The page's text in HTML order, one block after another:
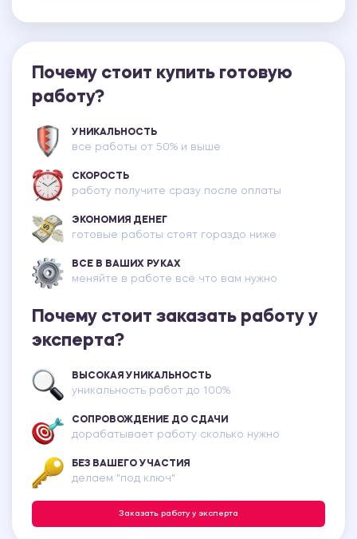
Почему стоит купить готовую
работу?
УНИКАЛЬНОСТЬ
все работы от 50% и выше
СКОРОСТЬ
работу получите сразу после оплаты
ЭКОНОМИЯ ДЕНЕГ
готовые работы стоят гораздо ниже
ВСЕ В ВАШИХ РУКАХ
меняйте в работе всё что вам нужно
Почему стоит заказать работу у
эксперта?
ВЫСОКАЯ УНИКАЛЬНОСТЬ
уникальность работ до 100%
СОПРОВОЖДЕНИЕ ДО СДАЧИ
дорабатывает работу сколько нужно
БЕЗ ВАШЕГО УЧАСТИЯ
делаем "под ключ"
Заказать работу у эксперта